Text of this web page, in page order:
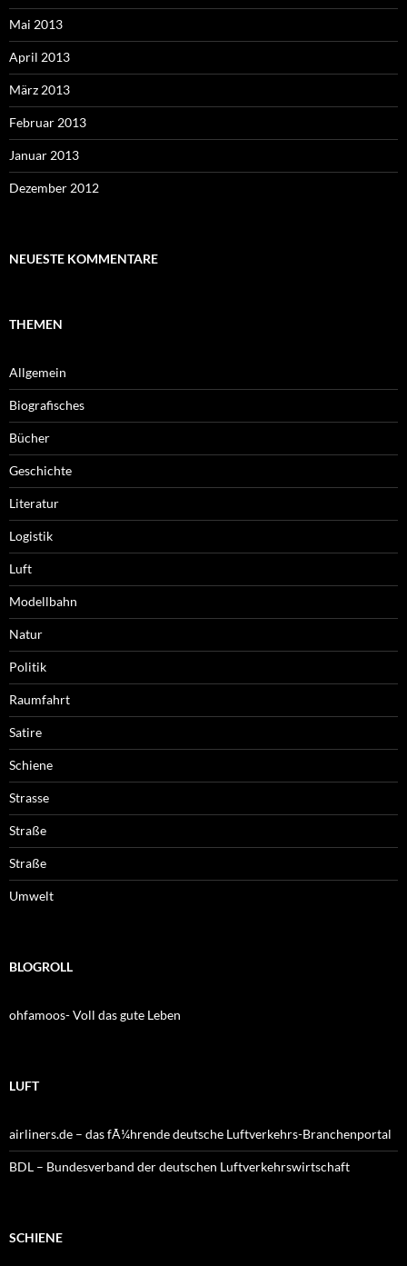
Mai 2013
April 2013
März 2013
Februar 2013
Januar 2013
Dezember 2012
NEUESTE KOMMENTARE
THEMEN
Allgemein
Biografisches
Bücher
Geschichte
Literatur
Logistik
Luft
Modellbahn
Natur
Politik
Raumfahrt
Satire
Schiene
Strasse
Straße
Straße
Umwelt
BLOGROLL
ohfamoos- Voll das gute Leben
LUFT
airliners.de – das fÃ¼hrende deutsche Luftverkehrs-Branchenportal
BDL – Bundesverband der deutschen Luftverkehrswirtschaft
SCHIENE